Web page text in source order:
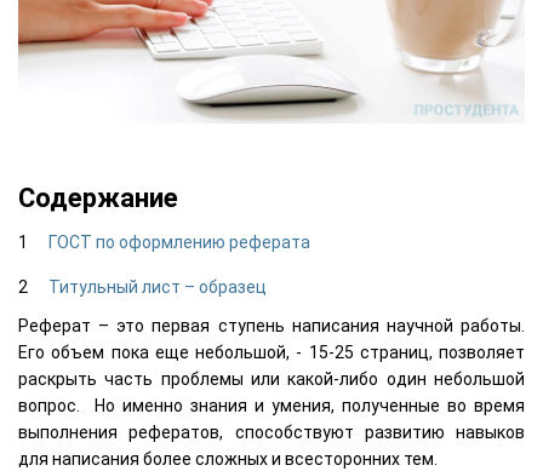
Содержание
ГОСТ по оформлению реферата
Титульный лист – образец
Реферат – это первая ступень написания научной работы.
Его объем пока еще небольшой, - 15-25 страниц, позволяет
раскрыть часть проблемы или какой-либо один небольшой
вопрос. Но именно знания и умения, полученные во время
выполнения рефератов, способствуют развитию навыков
для написания более сложных и всесторонних тем.